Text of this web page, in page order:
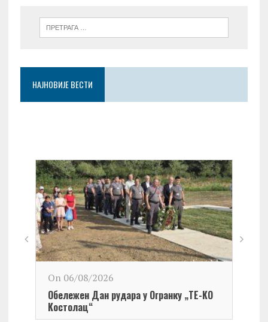
НАЈНОВИЈЕ ВЕСТИ
On 06/08/2026
Обележен Дан рудара у Огранку „ТЕ-KО
Kостолац“